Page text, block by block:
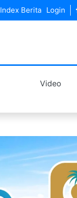
Index Berita Login
Video